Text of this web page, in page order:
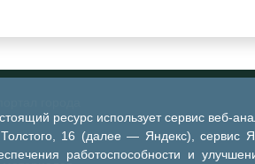
ресурс использует сервис веб-
16 (далее — Яндекс), сервис
работоспособности и
города